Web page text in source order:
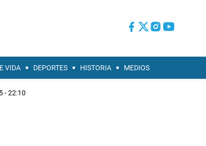
VIDA DEPORTES HISTORIA MEDIOS
- 22:10